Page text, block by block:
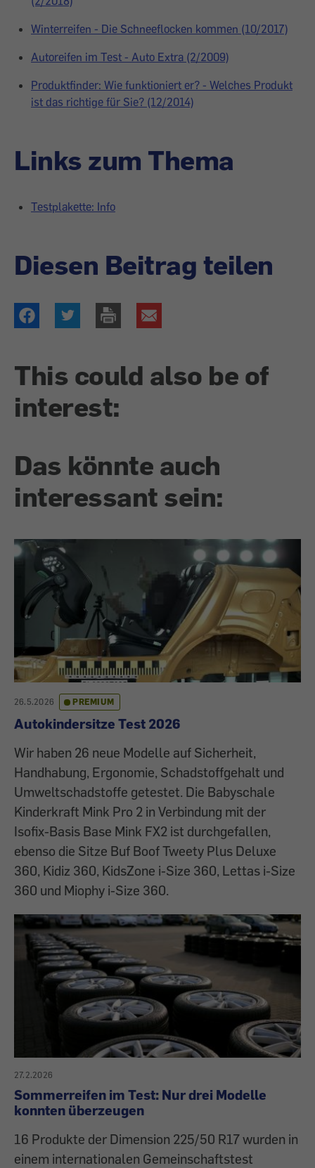
Winterreifen - Die Schneeflocken kommen (10/2017)
Autoreifen im Test - Auto Extra (2/2009)
Produktfinder: Wie funktioniert er? - Welches Produkt
ist das richtige für Sie? (12/2014)
Links zum Thema
Testplakette: Info
Diesen Beitrag teilen
This could also be of
interest:
Das könnte auch
interessant sein:
26.5.2026 PREMIUM
Autokindersitze Test 2026
Wir haben 26 neue Modelle auf Sicherheit,
Handhabung, Ergonomie, Schadstoffgehalt und
Umweltschadstoffe getestet. Die Babyschale
Kinderkraft Mink Pro 2 in Verbindung mit der
Isofix-Basis Base Mink FX2 ist durchgefallen,
ebenso die Sitze Buf Boof Tweety Plus Deluxe
360, Kidiz 360, KidsZone i-Size 360, Lettas i-Size
360 und Miophy i-Size 360.
27.2.2026
Sommerreifen im Test: Nur drei Modelle
konnten überzeugen
16 Produkte der Dimension 225/50 R17 wurden in
einem internationalen Gemeinschaftstest